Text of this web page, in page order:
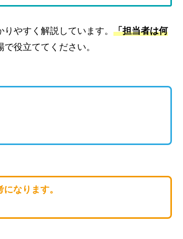
りやすく解説しています。 「担当者は何
役立ててください。
なります。